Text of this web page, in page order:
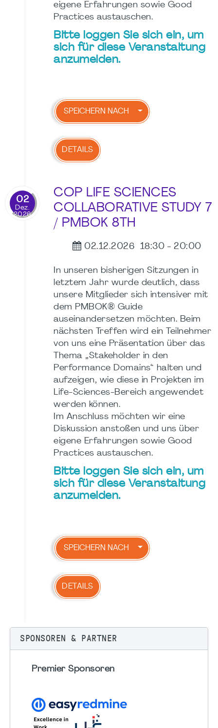
eigene Erfahrungen sowie Good
Practices austauschen.
Bitte loggen Sie sich ein, um
sich für diese Veranstaltung
anzumelden.
SPEICHERN NACH
DETAILS
02
Dez.
2026
COP LIFE SCIENCES
COLLABORATIVE STUDY 7
/ PMBOK 8TH
02.12.2026 18:30 - 20:00
In unseren bisherigen Sitzungen in
letztem Jahr wurde deutlich, dass
unsere Mitglieder sich intensiver mit
dem PMBOK® Guide
auseinandersetzen möchten. Beim
nächsten Treffen wird ein Teilnehmer
von uns eine Präsentation über das
Thema „Stakeholder in den
Performance Domains“ halten und
aufzeigen, wie diese in Projekten im
Life-Sciences-Bereich angewendet
werden können.
Im Anschluss möchten wir eine
Diskussion anstoßen und uns über
eigene Erfahrungen sowie Good
Practices austauschen.
Bitte loggen Sie sich ein, um
sich für diese Veranstaltung
anzumelden.
SPEICHERN NACH
DETAILS
SPONSOREN & PARTNER
Premier Sponsoren